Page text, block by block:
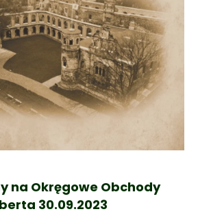
na Okręgowe Obchody
30.09.2023